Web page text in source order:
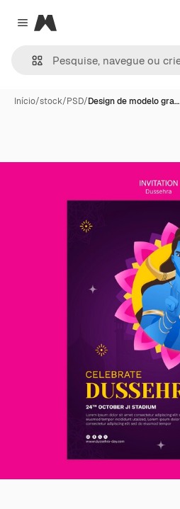
Close menu
Magnific
Início/stock/PSD/Design de modelo gra…